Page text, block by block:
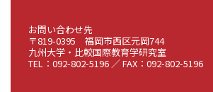
お問い合わせ先
〒819-0395 福岡市西区元岡744
九州大学・比較国際教育学研究室
TEL：092-802-5196 ／ FAX：092-802-5196